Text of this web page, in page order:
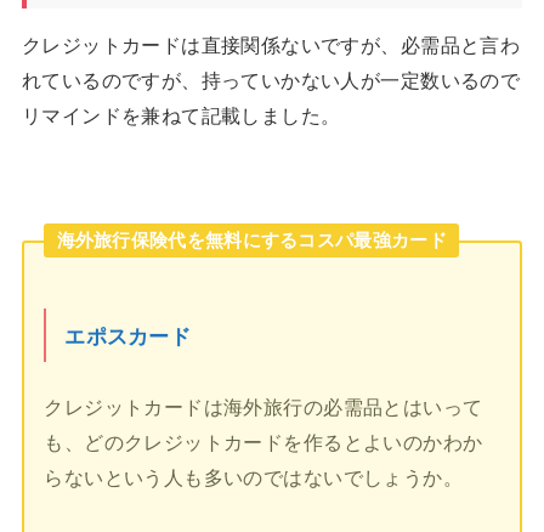
クレジットカードは直接関係ないですが、必需品と言わ
れているのですが、持っていかない人が一定数いるので
リマインドを兼ねて記載しました。
海外旅行保険代を無料にするコスパ最強カード
エポスカード
クレジットカードは海外旅行の必需品とはいって
も、どのクレジットカードを作るとよいのかわか
らないという人も多いのではないでしょうか。